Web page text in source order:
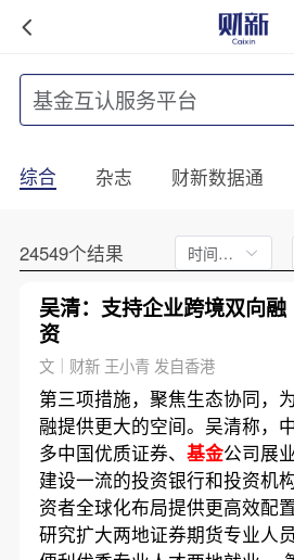
综合 杂志 财新数据通
24549个结果 时间不限
吴清：支持企业跨境双向融
资
文｜财新 王小青 发自香港
第三项措施，聚焦生态协同，
融提供更大的空间。吴清称，
多中国优质证券、 基金公司展
建设一流的投资银行和投资机
资者全球化布局提供更高效配
研究扩大两地证券期货专业人